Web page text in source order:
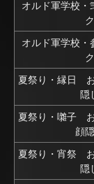
オルド軍学校
ク
オルド軍学校
ク
夏祭り・縁日
隠
夏祭り・囃子
顔
夏祭り・宵祭
隠